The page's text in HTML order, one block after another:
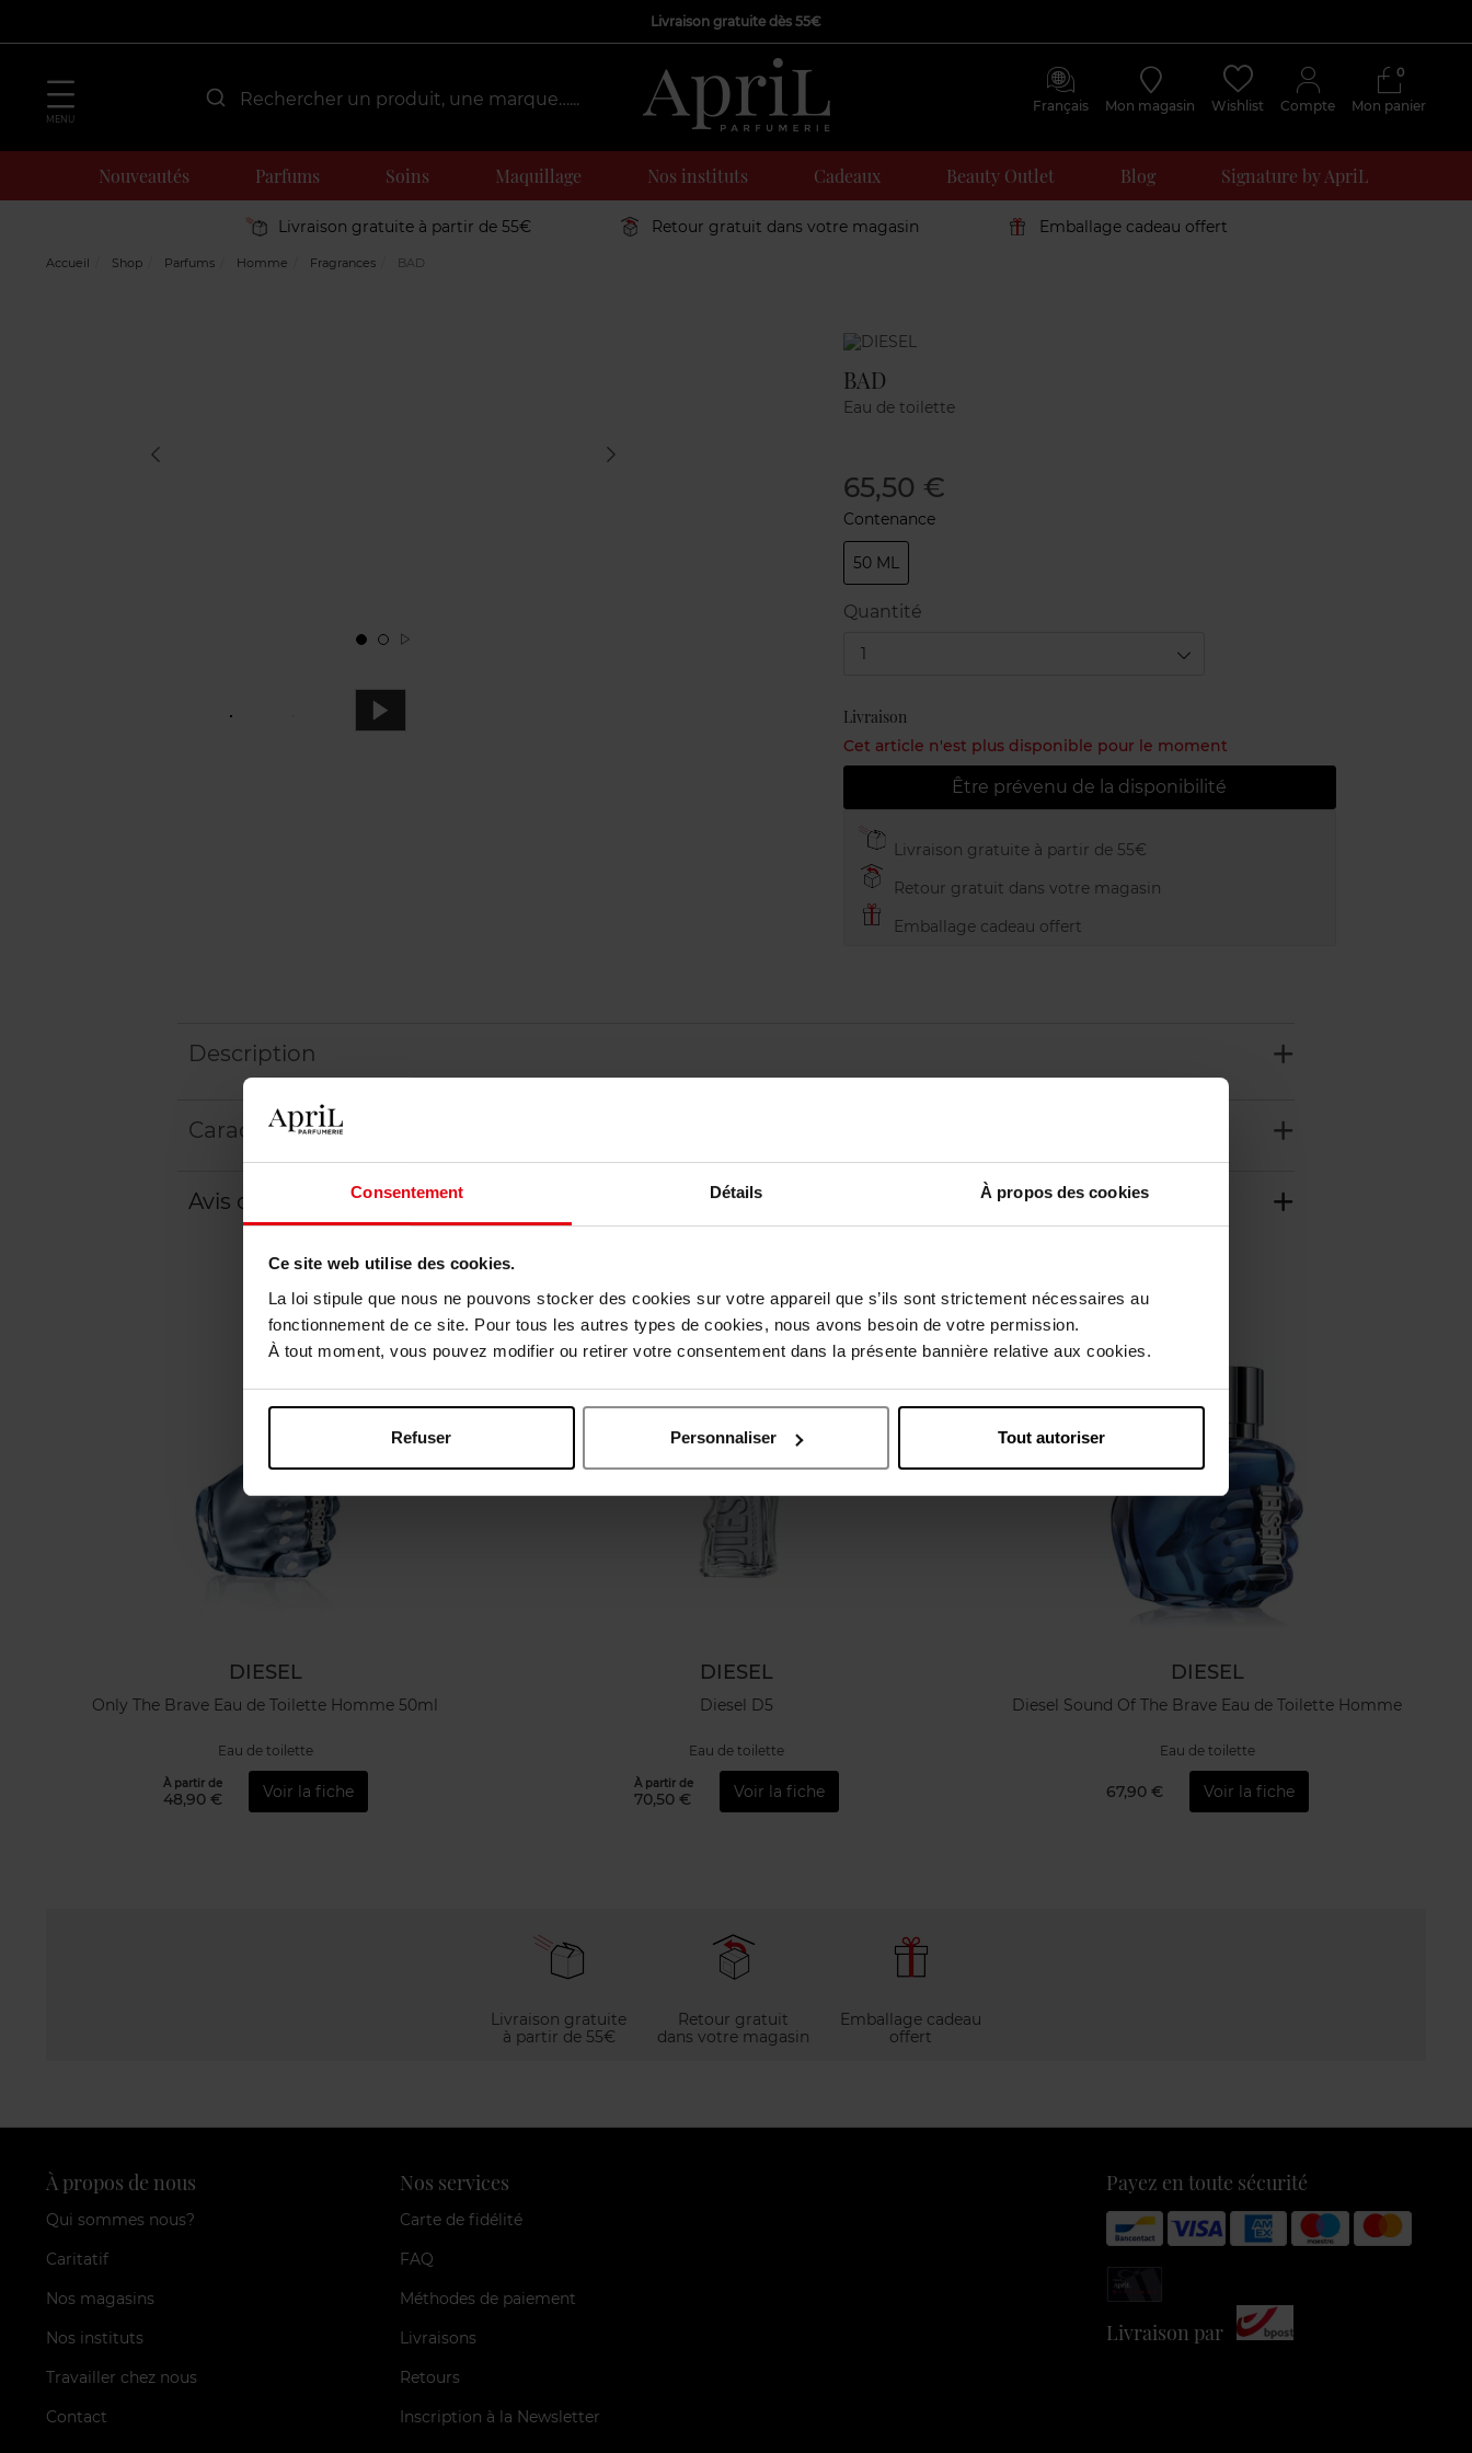
Consentement Détails À propos des cookies
Ce site web utilise des cookies.
La loi stipule que nous ne pouvons stocker des cookies sur votre appareil que s’ils sont strictement nécessaires au
fonctionnement de ce site. Pour tous les autres types de cookies, nous avons besoin de votre permission.
À tout moment, vous pouvez modifier ou retirer votre consentement dans la présente bannière relative aux cookies.
Refuser Personnaliser Tout autoriser
Livraison gratuite dès 55€
MENU
Français Mon magasin Wishlist Compte Mon panier
0
Nouveautés Parfums Soins Maquillage Nos instituts Cadeaux Beauty Outlet Blog Signature by ApriL
Livraison gratuite à partir de 55€ Retour gratuit dans votre magasin Emballage cadeau offert
Accueil Shop Parfums Homme Fragrances BAD
Marque
BAD
Eau de toilette
65,50 €
Contenance
50 ML
Quantité
1
Livraison
Cet article n'est plus disponible pour le moment
Être prévenu de la disponibilité
Livraison gratuite à partir de 55€
Retour gratuit dans votre magasin
Emballage cadeau offert
Description
Caractéristiques
Avis client Politique relative aux avis des clients
Vous aimerez peut-être
DIESEL
Only The Brave Eau de Toilette Homme 50ml
Eau de toilette
À partir de
48,90 € Voir la fiche
Exclusivité Web
DIESEL
Diesel D5
Eau de toilette
À partir de
70,50 € Voir la fiche
DIESEL
Diesel Sound Of The Brave Eau de Toilette Homme
Eau de toilette
67,90 € Voir la fiche
Livraison gratuite
à partir de 55€
Retour gratuit
dans votre magasin
Emballage cadeau
offert
À propos de nous
Qui sommes nous?
Caritatif
Nos magasins
Nos instituts
Travailler chez nous
Contact
Nos services
Carte de fidélité
FAQ
Méthodes de paiement
Livraisons
Retours
Inscription à la Newsletter
Payez en toute sécurité
Livraison par